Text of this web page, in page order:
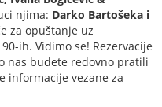
njima: Darko Bartošeka i
za opuštanje uz
ih. Vidimo se! Rezervacije
nas budete redovno pratili
informacije vezane za